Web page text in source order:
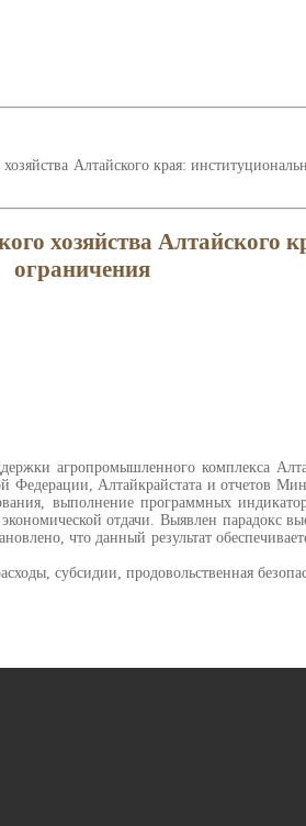
Алтайского края:
хозяйства Алтайского
ограничения
агропромышленного комплекса
Алтайкрайстата и отчетов
выполнение программных
отдачи. Выявлен парадокс
что данный результат
субсидии, продовольственная